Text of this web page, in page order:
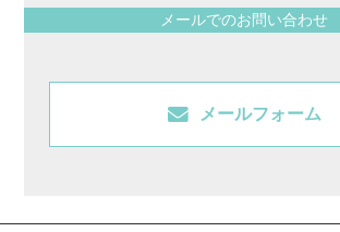
メールでのお問い合わせ
メールフォーム